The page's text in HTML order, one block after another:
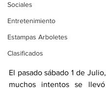
Sociales
Entretenimiento
Estampas Arboletes
Clasificados
El pasado sábado 1 de
muchos intentos se